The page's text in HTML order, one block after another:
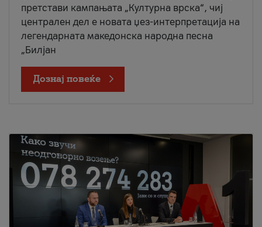
претстави кампањата „Културна врска“, чиј
централен дел е новата џез-интерпретација на
легендарната македонска народна песна
„Билјан
Дознај повеќе